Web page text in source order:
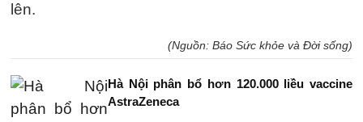
lên.
(Nguồn: Báo Sức khỏe và Đời sống)
Hà Nội phân bổ hơn 120.000 liều vaccine
AstraZeneca